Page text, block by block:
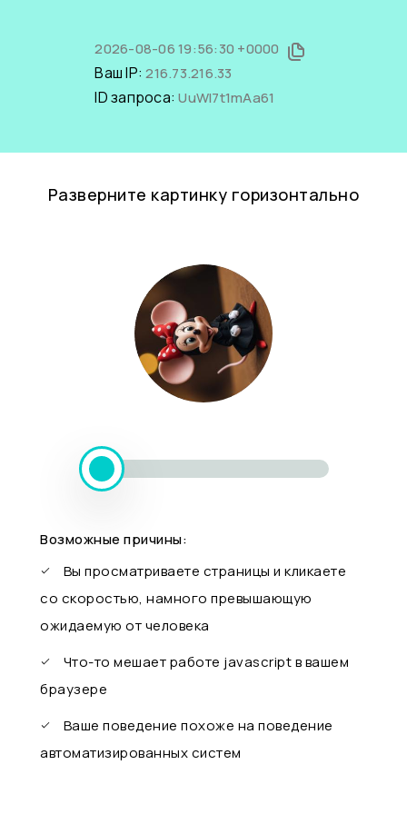
2026-08-06 19:56:30 +0000
Ваш IP:216.73.216.33
ID запроса:UuWI7t1mAa61
Разверните картинку горизонтально
Возможные причины:
Вы просматриваете страницы и кликаете
со скоростью, намного превышающую
ожидаемую от человека
Что-то мешает работе javascript в вашем
браузере
Ваше поведение похоже на поведение
автоматизированных систем